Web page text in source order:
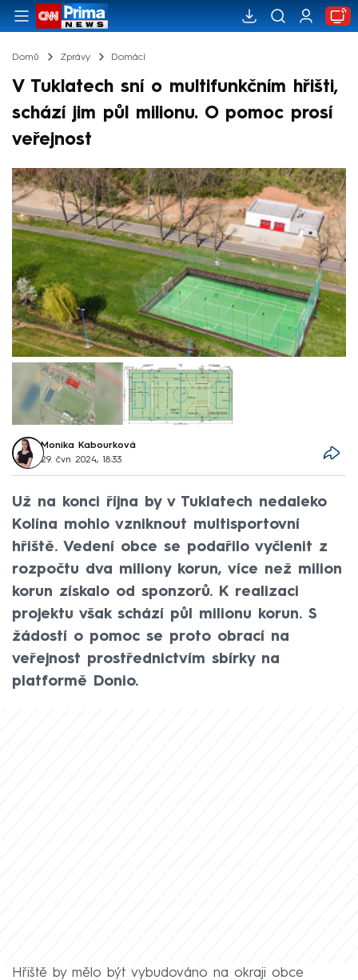
Domů Zprávy Domácí
V Tuklatech sní o multifunkčním hřišti,
schází jim půl milionu. O pomoc prosí
veřejnost
Monika Kabourková
29. čvn 2024, 18:33
Už na konci října by v Tuklatech nedaleko
Kolína mohlo vzniknout multisportovní
hřiště. Vedení obce se podařilo vyčlenit z
rozpočtu dva miliony korun, více než milion
korun získalo od sponzorů. K realizaci
projektu však schází půl milionu korun. S
žádostí o pomoc se proto obrací na
veřejnost prostřednictvím sbírky na
platformě Donio.
Hřiště by mělo být vybudováno na okraji obce